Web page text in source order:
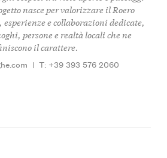
nasce per valorizzare il Roero
e collaborazioni dedicate,
persone e realtà locali che ne
il carattere.
| T: +39 393 576 2060